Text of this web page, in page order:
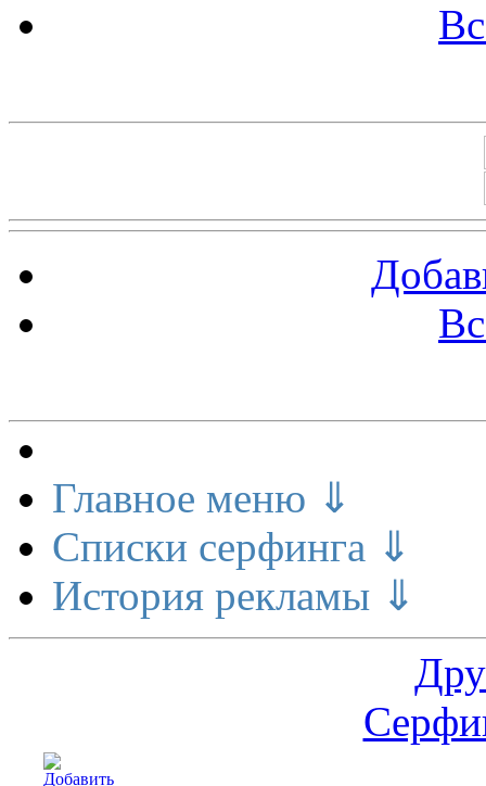
Главное меню ⇓
Списки серфинга ⇓
История рекламы ⇓